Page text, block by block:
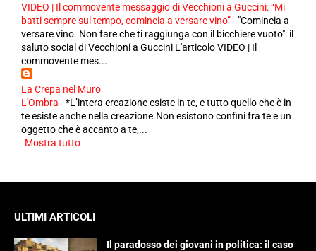
VIDEO | Il commovente messaggio di Vecchioni a Guccini: “Mi
batti sempre sul tempo, comincia a versare vino”- "Comincia a
versare vino. Non fare che ti raggiunga con il bicchiere vuoto": il
saluto social di Vecchioni a Guccini L'articolo VIDEO | Il
commovente mes...
La Crepa nel Muro
L'Ombra -*L’intera creazione esiste in te, e tutto quello che è in
te esiste anche nella creazione.Non esistono confini fra te e un
oggetto che è accanto a te,...
Mostra tutto
ULTIMI ARTICOLI
Il paradosso dei giovani in politica: il caso